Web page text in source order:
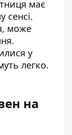
має
сенсі.
може
у
легко.
на